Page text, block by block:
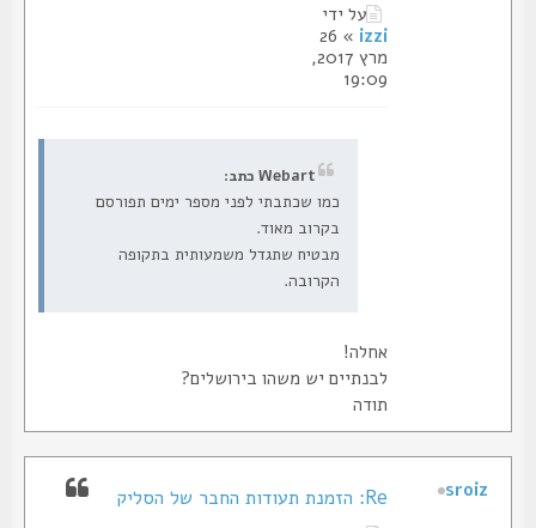
על ידי
» 26
מרץ 2017,
19:09
Webart כתב:
כמו שכתבתי לפני מספר ימים תפורסם
בקרוב מאוד.
מבטיח שתגדל משמעותית בתקופה
הקרובה.
אחלה!
לבנתיים יש משהו בירושלים?
sroiz